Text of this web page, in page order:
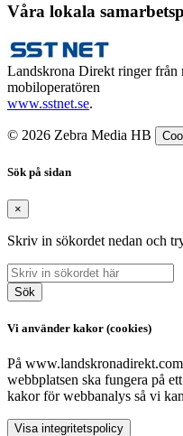
Våra lokala
Landskrona Direkt ringer från
mobiloperatören
www.sstnet.se.
© 2026 Zebra Media HB
Sök på sidan
×
Skriv in sökordet nedan och
Sök
Vi använder kakor (cookies)
På
webbplatsen ska fungera på
kakor för webbanalys så vi
Visa integritetspolicy